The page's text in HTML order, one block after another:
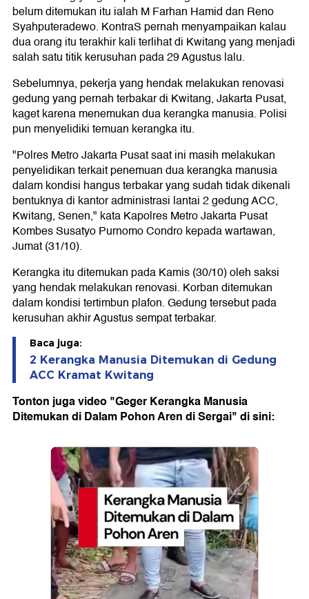
belum ditemukan itu ialah M Farhan Hamid dan Reno
Syahputeradewo. KontraS pernah menyampaikan kalau
dua orang itu terakhir kali terlihat di Kwitang yang menjadi
salah satu titik kerusuhan pada 29 Agustus lalu.
Sebelumnya, pekerja yang hendak melakukan renovasi
gedung yang pernah terbakar di Kwitang, Jakarta Pusat,
kaget karena menemukan dua kerangka manusia. Polisi
pun menyelidiki temuan kerangka itu.
"Polres Metro Jakarta Pusat saat ini masih melakukan
penyelidikan terkait penemuan dua kerangka manusia
dalam kondisi hangus terbakar yang sudah tidak dikenali
bentuknya di kantor administrasi lantai 2 gedung ACC,
Kwitang, Senen," kata Kapolres Metro Jakarta Pusat
Kombes Susatyo Purnomo Condro kepada wartawan,
Jumat (31/10).
Kerangka itu ditemukan pada Kamis (30/10) oleh saksi
yang hendak melakukan renovasi. Korban ditemukan
dalam kondisi tertimbun plafon. Gedung tersebut pada
kerusuhan akhir Agustus sempat terbakar.
Baca juga:
2 Kerangka Manusia Ditemukan di Gedung
ACC Kramat Kwitang
Tonton juga video "Geger Kerangka Manusia
Ditemukan di Dalam Pohon Aren di Sergai" di sini: